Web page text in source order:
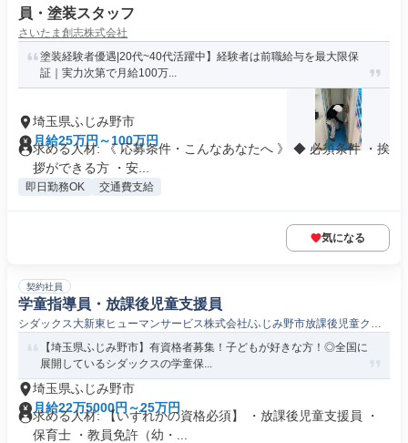
員・塗装スタッフ
さいたま創志株式会社
塗装経験者優遇|20代~40代活躍中】経験者は前職給与を最大限保
証｜実力次第で月給100万...
埼玉県ふじみ野市
月給25万円～100万円
求める人材: 《 応募条件・こんなあなたへ 》 ◆ 必須条件 ・挨
拶ができる方 ・安...
即日勤務OK 交通費支給
気になる
契約社員
学童指導員・放課後児童支援員
シダックス大新東ヒューマンサービス株式会社/ふじみ野市放課後児童クラ
【埼玉県ふじみ野市】有資格者募集！子どもが好きな方！◎全国に
展開しているシダックスの学童保...
埼玉県ふじみ野市
月給22万5000円～25万円
求める人材: 【いずれかの資格必須】 ・放課後児童支援員 ・
保育士 ・教員免許（幼・...